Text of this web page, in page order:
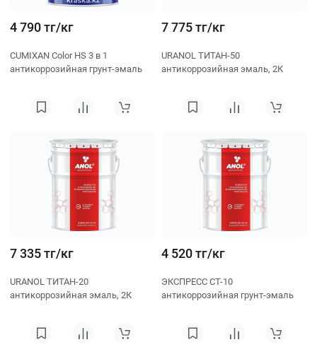
4 790 тг/кг
CUMIXAN Color HS 3 в 1
антикоррозийная грунт-эмаль
7 775 тг/кг
URANOL ТИТАН-50
антикоррозийная эмаль, 2К
7 335 тг/кг
URANOL ТИТАН-20
антикоррозийная эмаль, 2К
4 520 тг/кг
ЭКСПРЕСС СТ-10
антикоррозийная грунт-эмаль